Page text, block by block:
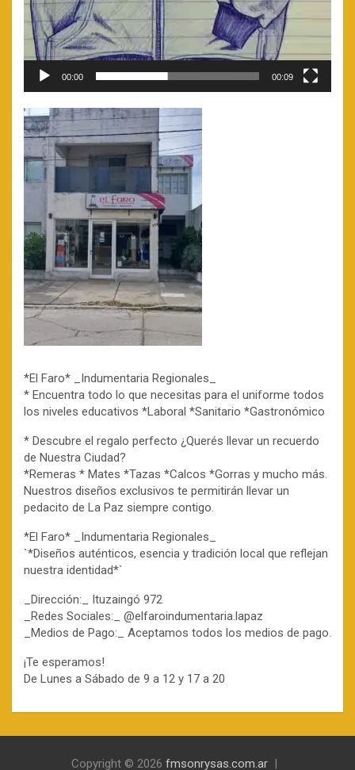
00:00 00:09
*El Faro* _Indumentaria Regionales_
* Encuentra todo lo que necesitas para el uniforme todos
los niveles educativos *Laboral *Sanitario *Gastronómico
* Descubre el regalo perfecto ¿Querés llevar un recuerdo
de Nuestra Ciudad?
*Remeras * Mates *Tazas *Calcos *Gorras y mucho más.
Nuestros diseños exclusivos te permitirán llevar un
pedacito de La Paz siempre contigo.
*El Faro* _Indumentaria Regionales_
`*Diseños auténticos, esencia y tradición local que reflejan
nuestra identidad*`
_Dirección:_ Ituzaingó 972
_Redes Sociales:_ @elfaroindumentaria.lapaz
_Medios de Pago:_ Aceptamos todos los medios de pago.
¡Te esperamos!
De Lunes a Sábado de 9 a 12 y 17 a 20
Copyright © 2026 fmsonrysas.com.ar